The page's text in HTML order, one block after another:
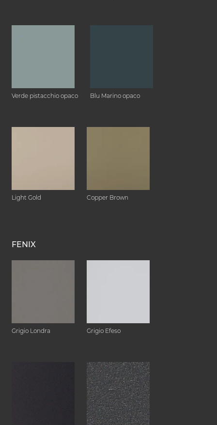
Verde pistacchio opaco Blu Marino opaco
Light Gold Copper Brown
FENIX
Grigio Londra Grigio Efeso